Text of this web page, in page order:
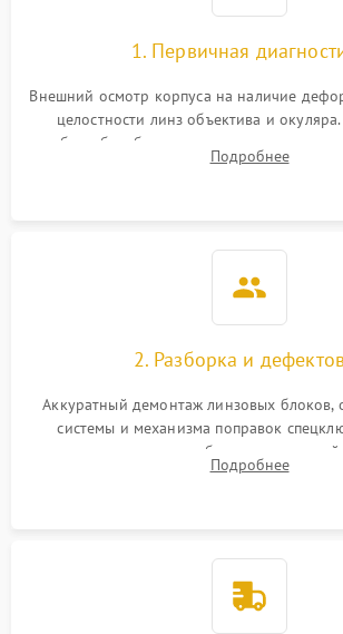
1. Первичная
Внешний осмотр корпуса на наличие
целостности линз объектива и
работы барабанчиков ввода поправок,
параллакса и зума. Выявление сколов,
Подробнее
2. Разборка и
Аккуратный демонтаж линзовых
системы и механизма поправок
внутренних резьбовых
уплотнительных колец. Поиск причин
Подробнее